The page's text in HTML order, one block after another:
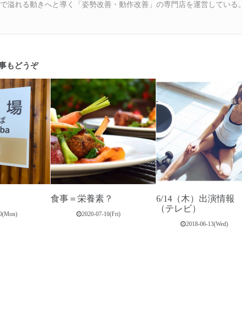
溢れる動きへと導く「姿勢改善・動作改善」の専門店を運営している。
もどうぞ
食事＝栄養素？
2020-07-10(Fri)
6/14（木）出演情報
（テレビ）
2018-06-13(Wed)